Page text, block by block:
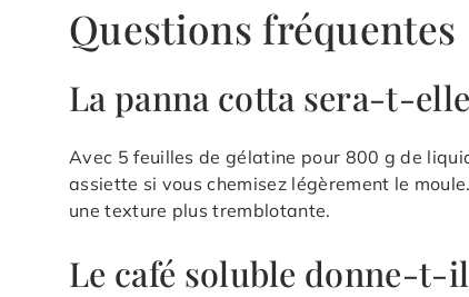
Questions fréquentes
La panna cotta sera-t-
Avec 5 feuilles de gélatine pour 800 g de
assiette si vous chemisez légèrement le
une texture plus tremblotante.
Le café soluble donne-t-